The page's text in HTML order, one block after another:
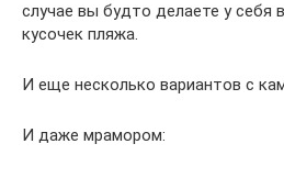
случае вы будто делаете у себя
кусочек пляжа.
И еще несколько вариантов с
И даже мрамором: